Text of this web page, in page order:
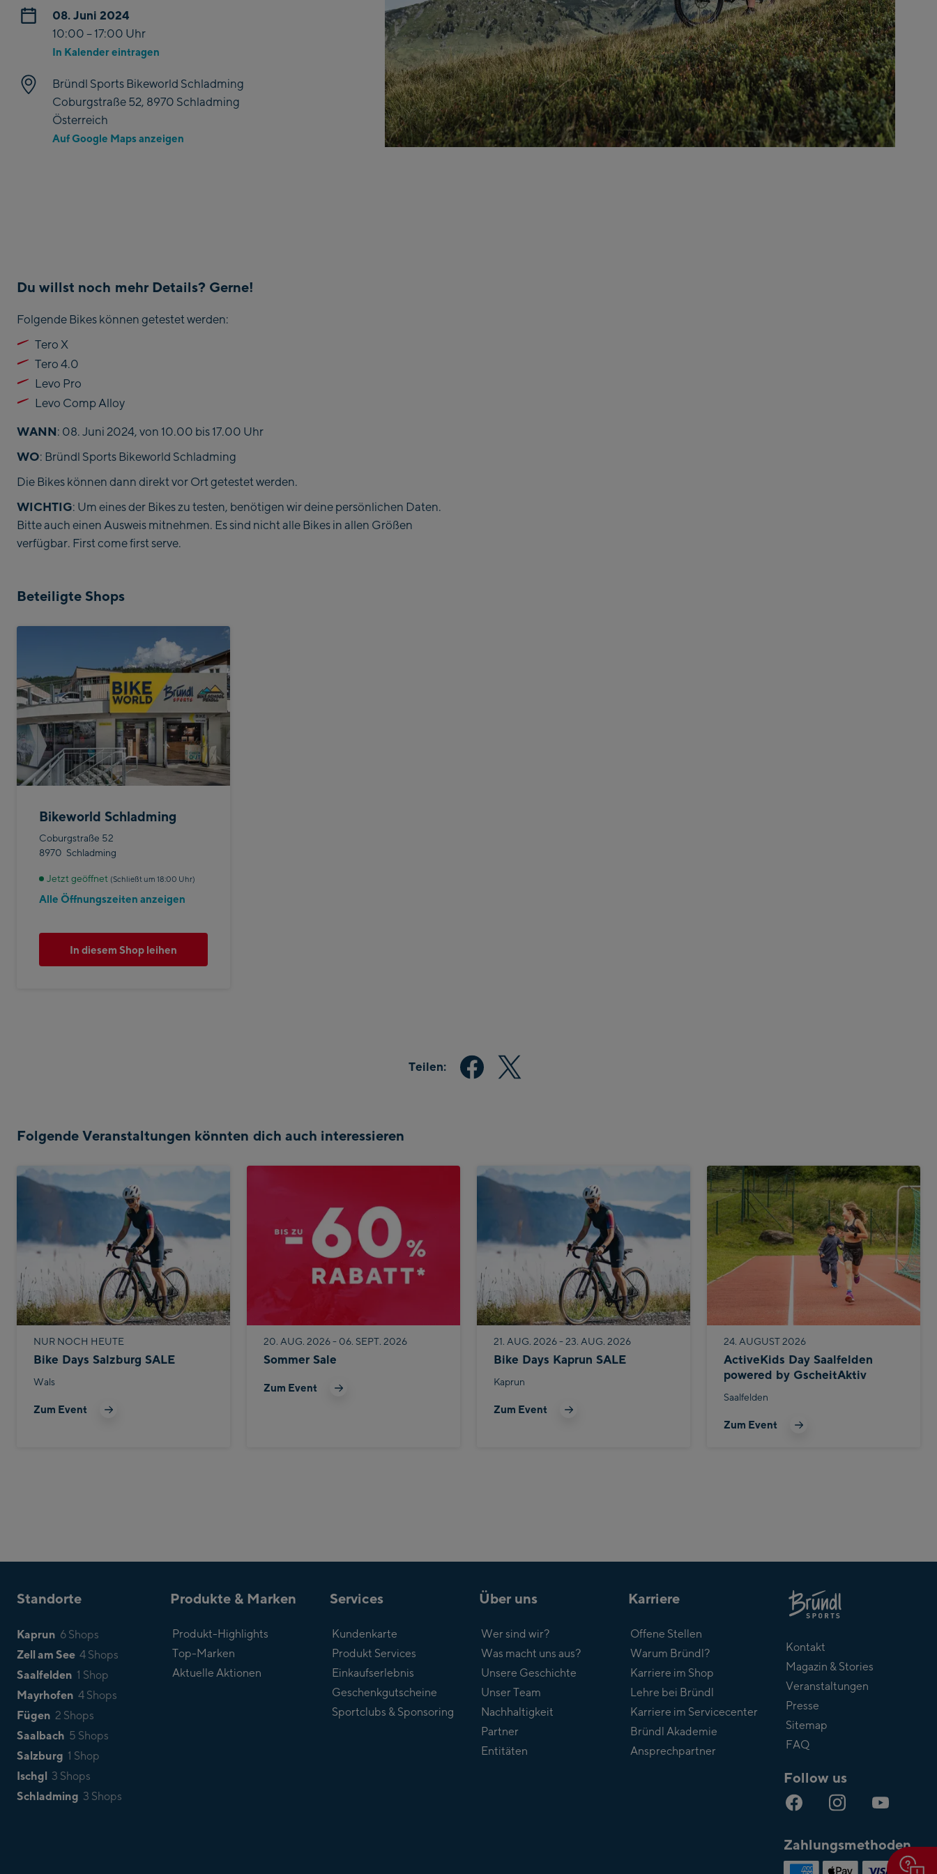
08. Juni 2024
10:00 – 17:00 Uhr
In Kalender eintragen
Bründl Sports Bikeworld Schladming
Coburgstraße 52, 8970 Schladming
Österreich
Auf Google Maps anzeigen
Du willst noch mehr Details? Gerne!
Folgende Bikes können getestet werden:
Tero X
Tero 4.0
Levo Pro
Levo Comp Alloy
WANN: 08. Juni 2024, von 10.00 bis 17.00 Uhr
WO: Bründl Sports Bikeworld Schladming
Die Bikes können dann direkt vor Ort getestet werden.
WICHTIG: Um eines der Bikes zu testen, benötigen wir deine persönlichen Daten.
Bitte auch einen Ausweis mitnehmen. Es sind nicht alle Bikes in allen Größen
verfügbar. First come first serve.
Beteiligte Shops
Bikeworld Schladming
Coburgstraße 52
8970 Schladming
Jetzt geöffnet (Schließt um 18:00 Uhr)
Alle Öffnungszeiten anzeigen
In diesem Shop leihen
Teilen:
Folgende Veranstaltungen könnten dich auch interessieren
NUR NOCH HEUTE
Bike Days Salzburg SALE
Wals
Zum Event
20. AUG. 2026 - 06. SEPT. 2026
Sommer Sale
Zum Event
21. AUG. 2026 - 23. AUG. 2026
Bike Days Kaprun SALE
Kaprun
Zum Event
24. AUGUST 2026
ActiveKids Day Saalfelden
powered by GscheitAktiv
Saalfelden
Zum Event
Standorte
Kaprun 6 Shops
Zell am See 4 Shops
Saalfelden 1 Shop
Mayrhofen 4 Shops
Fügen 2 Shops
Saalbach 5 Shops
Salzburg 1 Shop
Ischgl 3 Shops
Schladming 3 Shops
Produkte & Marken
Produkt-Highlights
Top-Marken
Aktuelle Aktionen
Services
Kundenkarte
Produkt Services
Einkaufserlebnis
Geschenkgutscheine
Sportclubs & Sponsoring
Über uns
Wer sind wir?
Was macht uns aus?
Unsere Geschichte
Unser Team
Nachhaltigkeit
Partner
Entitäten
Karriere
Offene Stellen
Warum Bründl?
Karriere im Shop
Lehre bei Bründl
Karriere im Servicecenter
Bründl Akademie
Ansprechpartner
Bründl
Kontakt
Magazin & Stories
Veranstaltungen
Presse
Sitemap
FAQ
Follow us
Zahlungsmethoden